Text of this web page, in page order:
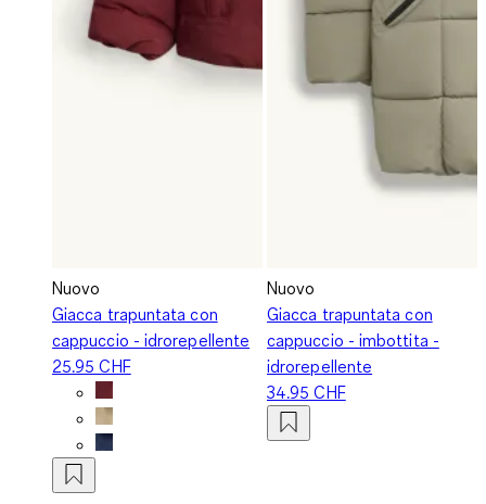
Nuovo
Giacca trapuntata con
cappuccio - idrorepellente
25.95 CHF
Nuovo
Giacca trapuntata con
cappuccio - imbottita -
idrorepellente
34.95 CHF